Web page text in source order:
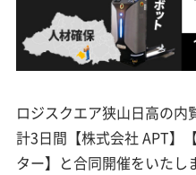
ロジスクエア狭山日高の内
計3日間【株式会社 APT】
ター】と合同開催をいたし